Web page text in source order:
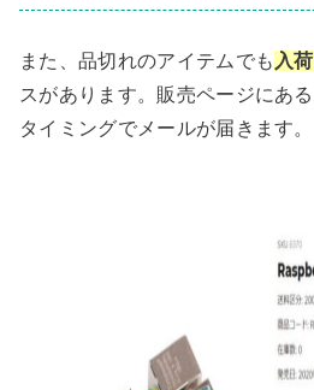
また、品切れのアイテムでも 入
スがあります。販売ページにあ
タイミングでメールが届きます。